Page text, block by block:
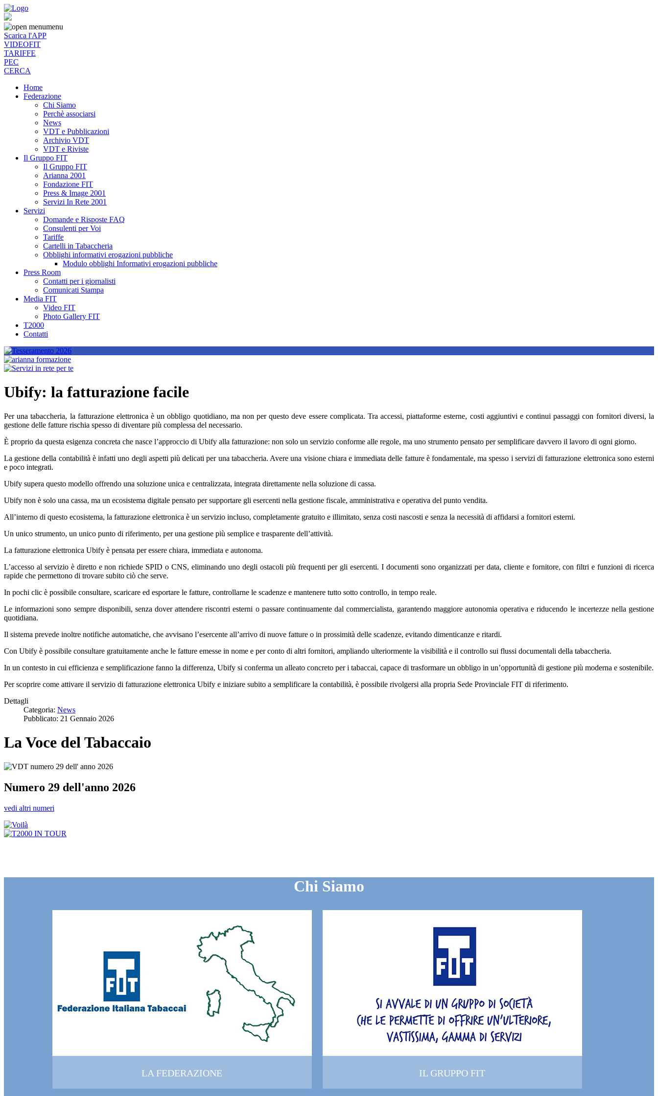
menu
Scarica l'APP
VIDEOFIT
TARIFFE
PEC
CERCA
Home
Federazione
Chi Siamo
Perchè associarsi
News
VDT e Pubblicazioni
Archivio VDT
VDT e Riviste
Il Gruppo FIT
Il Gruppo FIT
Arianna 2001
Fondazione FIT
Press & Image 2001
Servizi In Rete 2001
Servizi
Domande e Risposte FAQ
Consulenti per Voi
Tariffe
Cartelli in Tabaccheria
Obblighi informativi erogazioni pubbliche
Modulo obblighi Informativi erogazioni pubbliche
Press Room
Contatti per i giornalisti
Comunicati Stampa
Media FIT
Video FIT
Photo Gallery FIT
T2000
Contatti
Ubify: la fatturazione facile
Per una tabaccheria, la fatturazione elettronica è un obbligo quotidiano, ma non per questo deve essere complicata. Tra accessi, piattaforme esterne, costi aggiuntivi e continui passaggi con fornitori diversi, la
gestione delle fatture rischia spesso di diventare più complessa del necessario.
È proprio da questa esigenza concreta che nasce l’approccio di Ubify alla fatturazione: non solo un servizio conforme alle regole, ma uno strumento pensato per semplificare davvero il lavoro di ogni giorno.
La gestione della contabilità è infatti uno degli aspetti più delicati per una tabaccheria. Avere una visione chiara e immediata delle fatture è fondamentale, ma spesso i servizi di fatturazione elettronica sono esterni
e poco integrati.
Ubify supera questo modello offrendo una soluzione unica e centralizzata, integrata direttamente nella soluzione di cassa.
Ubify non è solo una cassa, ma un ecosistema digitale pensato per supportare gli esercenti nella gestione fiscale, amministrativa e operativa del punto vendita.
All’interno di questo ecosistema, la fatturazione elettronica è un servizio incluso, completamente gratuito e illimitato, senza costi nascosti e senza la necessità di affidarsi a fornitori esterni.
Un unico strumento, un unico punto di riferimento, per una gestione più semplice e trasparente dell’attività.
La fatturazione elettronica Ubify è pensata per essere chiara, immediata e autonoma.
L’accesso al servizio è diretto e non richiede SPID o CNS, eliminando uno degli ostacoli più frequenti per gli esercenti. I documenti sono organizzati per data, cliente e fornitore, con filtri e funzioni di ricerca
rapide che permettono di trovare subito ciò che serve.
In pochi clic è possibile consultare, scaricare ed esportare le fatture, controllarne le scadenze e mantenere tutto sotto controllo, in tempo reale.
Le informazioni sono sempre disponibili, senza dover attendere riscontri esterni o passare continuamente dal commercialista, garantendo maggiore autonomia operativa e riducendo le incertezze nella gestione
quotidiana.
Il sistema prevede inoltre notifiche automatiche, che avvisano l’esercente all’arrivo di nuove fatture o in prossimità delle scadenze, evitando dimenticanze e ritardi.
Con Ubify è possibile consultare gratuitamente anche le fatture emesse in nome e per conto di altri fornitori, ampliando ulteriormente la visibilità e il controllo sui flussi documentali della tabaccheria.
In un contesto in cui efficienza e semplificazione fanno la differenza, Ubify si conferma un alleato concreto per i tabaccai, capace di trasformare un obbligo in un’opportunità di gestione più moderna e sostenibile.
Per scoprire come attivare il servizio di fatturazione elettronica Ubify e iniziare subito a semplificare la contabilità, è possibile rivolgersi alla propria Sede Provinciale FIT di riferimento.
Dettagli
Categoria: News
Pubblicato: 21 Gennaio 2026
La Voce del Tabaccaio
Numero 29 dell'anno 2026
vedi altri numeri
Chi Siamo
LA FEDERAZIONE IL GRUPPO FIT